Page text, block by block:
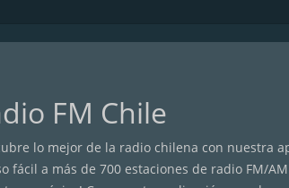
FM Chile
lo mejor de la radio chilena con nuestra
fácil a más de 700 estaciones de radio FM/